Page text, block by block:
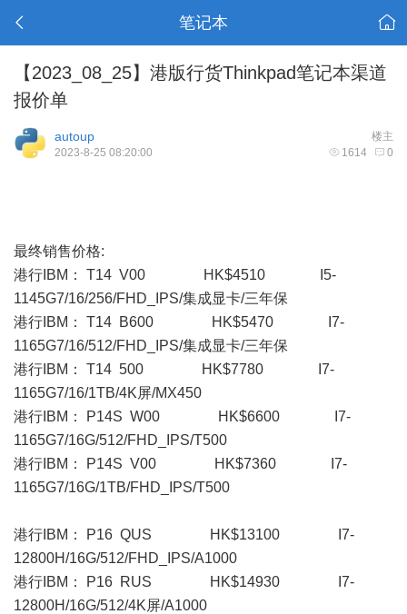
笔记本
【2023_08_25】港版行货Thinkpad笔记本渠道
报价单
楼主
autoup
1614 0
2023-8-25 08:20:00
最终销售价格:
港行IBM： T14 V00 HK$4510 I5-
1145G7/16/256/FHD_IPS/集成显卡/三年保
港行IBM： T14 B600 HK$5470 I7-
1165G7/16/512/FHD_IPS/集成显卡/三年保
港行IBM： T14 500 HK$7780 I7-
1165G7/16/1TB/4K屏/MX450
港行IBM： P14S W00 HK$6600 I7-
1165G7/16G/512/FHD_IPS/T500
港行IBM： P14S V00 HK$7360 I7-
1165G7/16G/1TB/FHD_IPS/T500
港行IBM： P16 QUS HK$13100 I7-
12800H/16G/512/FHD_IPS/A1000
港行IBM： P16 RUS HK$14930 I7-
12800H/16G/512/4K屏/A1000